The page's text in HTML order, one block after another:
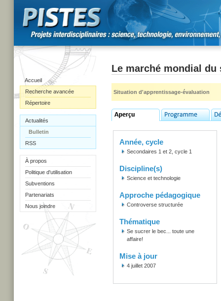
Accueil
Recherche avancée
Répertoire
Actualités
Bulletin
RSS
À propos
Politique d'utilisation
Subventions
Partenariats
Nous joindre
Le marché mondial
Situation d'apprentissage-évaluation
Année, cycle
Secondaires 1 et 2, cycle 1
Discipline(s)
Science et technologie
Approche pédagogique
Controverse structurée
Thématique
Se sucrer le bec... toute une
affaire!
Mise à jour
4 juillet 2007